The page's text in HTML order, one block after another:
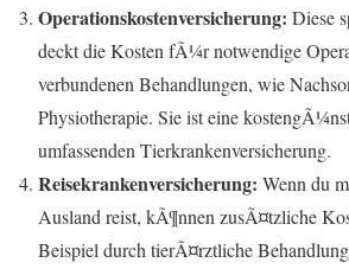
Operationskostenversicherung: Diese
deckt die Kosten fÃ¼r notwendige
verbundenen Behandlungen, wie
Physiotherapie. Sie ist eine
umfassenden Tierkrankenversicherung.
Reisekrankenversicherung: Wenn du
Ausland reist, kÃ¶nnen zusÃ¤tzliche
Beispiel durch tierÃ¤rztliche